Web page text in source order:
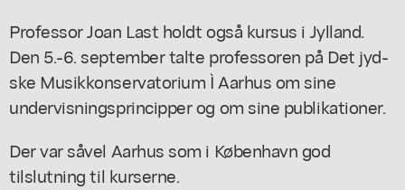
Professor Joan Last holdt også kursus i Jylland.
Den 5.-6. september talte professoren på Det jyd-
ske Musikkonservatorium Ì Aarhus om sine
undervisningsprincipper og om sine publikationer.
Der var såvel Aarhus som i København god
tilslutning til kurserne.